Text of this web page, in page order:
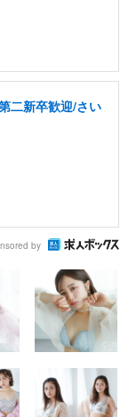
二新卒歓迎/さい
by